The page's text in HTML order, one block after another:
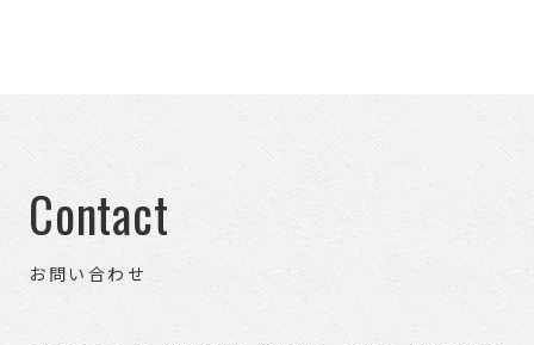
Contact
お問い合わせ